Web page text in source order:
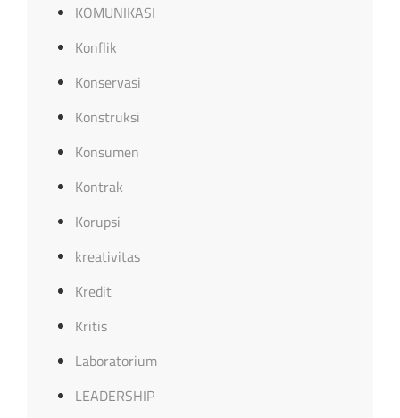
KOMUNIKASI
Konflik
Konservasi
Konstruksi
Konsumen
Kontrak
Korupsi
kreativitas
Kredit
Kritis
Laboratorium
LEADERSHIP